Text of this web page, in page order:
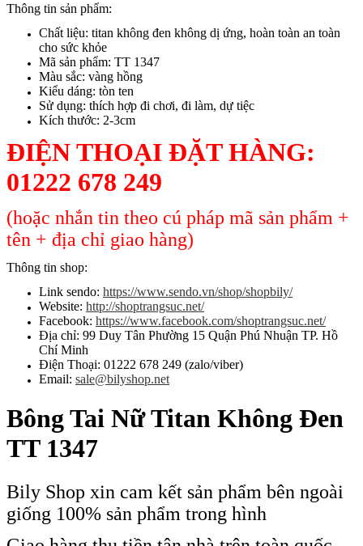
Thông tin sản phẩm:
Chất liệu: titan không đen không dị ứng, hoàn toàn an toàn
cho sức khỏe
Mã sản phẩm: TT 1347
Màu sắc: vàng hồng
Kiểu dáng: tòn ten
Sử dụng: thích hợp đi chơi, đi làm, dự tiệc
Kích thước: 2-3cm
ĐIỆN THOẠI ĐẶT HÀNG:
01222 678 249
(hoặc nhắn tin theo cú pháp mã sản phẩm +
tên + địa chỉ giao hàng)
Thông tin shop:
Link sendo: https://www.sendo.vn/shop/shopbily/
Website: http://shoptrangsuc.net/
Facebook: https://www.facebook.com/shoptrangsuc.net/
Địa chỉ: 99 Duy Tân Phường 15 Quận Phú Nhuận TP. Hồ
Chí Minh
Điện Thoại: 01222 678 249 (zalo/viber)
Email: sale@bilyshop.net
Bông Tai Nữ Titan Không Đen
TT 1347
Bily Shop xin cam kết sản phẩm bên ngoài
giống 100% sản phẩm trong hình